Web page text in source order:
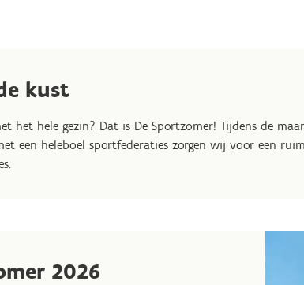
kust
het hele gezin? Dat is De Sportzomer! Tijdens de
een heleboel sportfederaties zorgen wij voor een
2026